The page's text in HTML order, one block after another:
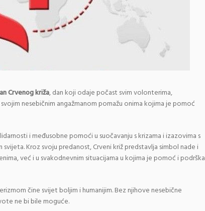
Crvenog križa, dan koji odaje počast svim volonterima,
nesebičnim angažmanom pomažu onima kojima je pomoć
i međusobne pomoći u suočavanju s krizama i izazovima s
Kroz svoju predanost, Crveni križ predstavlja simbol nade i
već i u svakodnevnim situacijama u kojima je pomoć i podrška
čine svijet boljim i humanijim. Bez njihove nesebične
ne bi bile moguće.